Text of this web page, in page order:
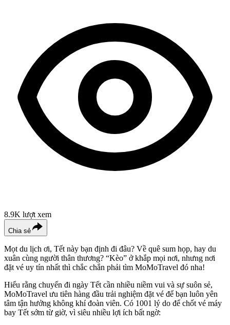
8.9K lượt xem
Chia sẻ
Mọt du lịch ơi, Tết này bạn định đi đâu? Về quê sum họp, hay du
xuân cùng người thân thương? “Kèo” ở khắp mọi nơi, nhưng nơi
đặt vé uy tín nhất thì chắc chắn phải tìm MoMoTravel đó nha!
Hiểu rằng chuyến đi ngày Tết cần nhiều niềm vui và sự suôn sẻ,
MoMoTravel ưu tiên hàng đầu trải nghiệm đặt vé để bạn luôn yên
tâm tận hưởng không khí đoàn viên. Có 1001 lý do để chốt vé máy
bay Tết sớm từ giờ, vì siêu nhiều lợi ích bất ngờ: